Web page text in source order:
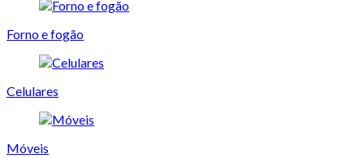
Forno e fogão
Celulares
Móveis